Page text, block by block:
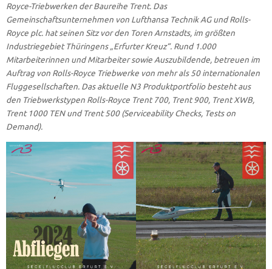
Royce-Triebwerken der Baureihe Trent. Das
Gemeinschaftsunternehmen von Lufthansa Technik AG und Rolls-
Royce plc. hat seinen Sitz vor den Toren Arnstadts, im größten
Industriegebiet Thüringens „Erfurter Kreuz“. Rund 1.000
Mitarbeiterinnen und Mitarbeiter sowie Auszubildende, betreuen im
Auftrag von Rolls-Royce Triebwerke von mehr als 50 internationalen
Fluggesellschaften. Das aktuelle N3 Produktportfolio besteht aus
den Triebwerkstypen Rolls-Royce Trent 700, Trent 900, Trent XWB,
Trent 1000 TEN und Trent 500 (Serviceability Checks, Tests on
Demand).